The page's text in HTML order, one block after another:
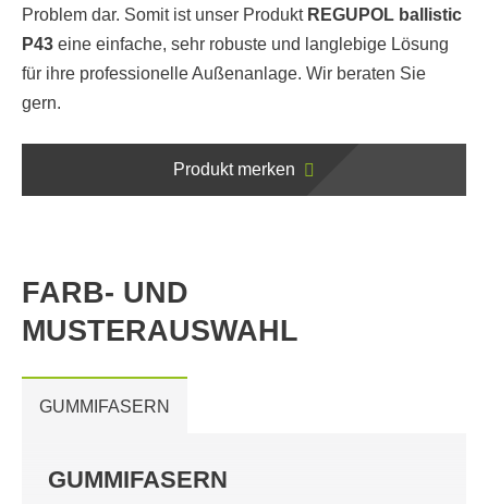
Problem dar. Somit ist unser Produkt REGUPOL ballistic
P43 eine einfache, sehr robuste und langlebige Lösung
für ihre professionelle Außenanlage. Wir beraten Sie
gern.
Produkt merken
FARB- UND
MUSTERAUSWAHL
GUMMIFASERN
GUMMIFASERN